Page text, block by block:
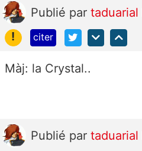
Publié par taduarial
!
citer
Màj: la Crystal..
Publié par taduarial